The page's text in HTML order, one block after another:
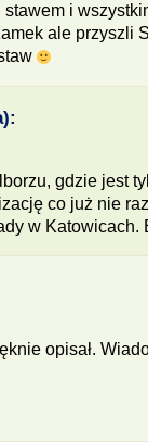
i
ale przyszli
gdzie jest
co już nie
w Katowicach.
opisał.